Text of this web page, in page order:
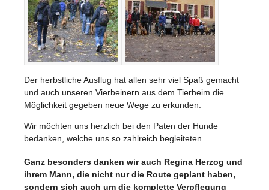
Der herbstliche Ausflug hat allen sehr viel Spaß gemacht
und auch unseren Vierbeinern aus dem Tierheim die
Möglichkeit gegeben neue Wege zu erkunden.
Wir möchten uns herzlich bei den Paten der Hunde
bedanken, welche uns so zahlreich begleiteten.
Ganz besonders danken wir auch Regina Herzog und
ihrem Mann, die nicht nur die Route geplant haben,
sondern sich auch um die komplette Verpflegung